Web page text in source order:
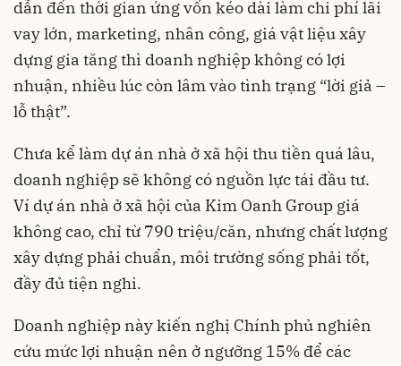
dẫn đến thời gian ứng vốn kéo dài làm chi phí lãi
vay lớn, marketing, nhân công, giá vật liệu xây
dựng gia tăng thì doanh nghiệp không có lợi
nhuận, nhiều lúc còn lâm vào tình trạng “lời giả –
lỗ thật”.
Chưa kể làm dự án nhà ở xã hội thu tiền quá lâu,
doanh nghiệp sẽ không có nguồn lực tái đầu tư.
Ví dự án nhà ở xã hội của Kim Oanh Group giá
không cao, chỉ từ 790 triệu/căn, nhưng chất lượng
xây dựng phải chuẩn, môi trường sống phải tốt,
đầy đủ tiện nghi.
Doanh nghiệp này kiến nghị Chính phủ nghiên
cứu mức lợi nhuận nên ở ngưỡng 15% để các